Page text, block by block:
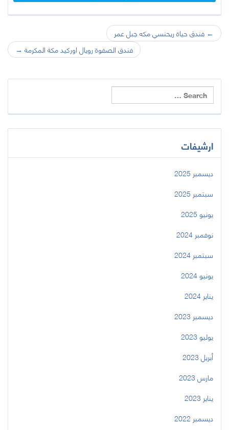
تصفح المشاركات
← فندق حياة ريحنسي مكه جبل عمر
فندق الصفوة رويال اوركيد مكة المكرمة →
ارشيفات
ديسمبر 2025
سبتمبر 2025
يونيو 2025
نوفمبر 2024
سبتمبر 2024
يونيو 2024
يناير 2024
ديسمبر 2023
يوليو 2023
أبريل 2023
مارس 2023
يناير 2023
ديسمبر 2022